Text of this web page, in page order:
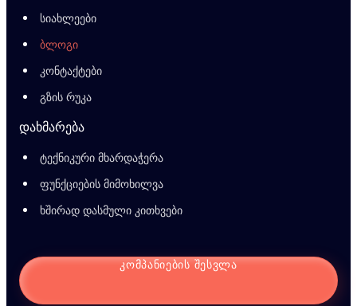
სიახლეები
ბლოგი
კონტაქტები
გზის რუკა
დახმარება
ტექნიკური მხარდაჭერა
ფუნქციების მიმოხილვა
ხშირად დასმული კითხვები
ᲙᲝᲛᲞᲐᲜᲘᲔᲑᲘᲡ ᲨᲔᲡᲕᲚᲐ